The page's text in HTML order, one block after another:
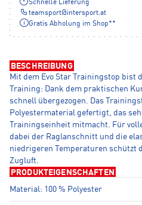
Schnelle Lieferung
teamsport@intersport.at
Gratis Abholung im Shop**
BESCHREIBUNG
Mit dem Evo Star Trainingstop bist
Training: Dank dem praktischen
schnell übergezogen. Das
Polyestermaterial gefertigt, das
Trainingseinheit mitmacht. Für
dabei der Raglanschnitt und die
niedrigeren Temperaturen schützt
Zugluft.
PRODUKTEIGENSCHAFTEN
Material: 100 % Polyester